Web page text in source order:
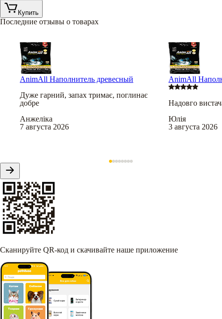
Купить
Последние отзывы о товарах
AnimAll Наполнитель древесный
Дуже гарний, запах тримає, поглинає
добре
Анжеліка
7 августа 2026
AnimAll
Надовго
Юлія
3 августа 2026
Сканируйте QR-код и скачивайте наше приложение